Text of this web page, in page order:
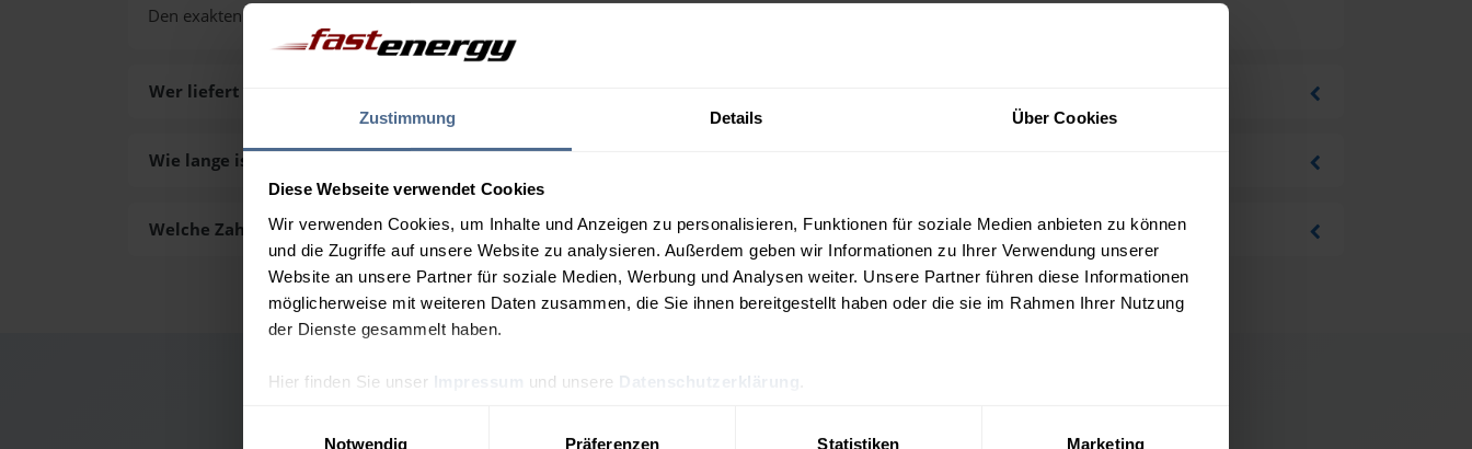
Zustimmung Details Über Cookies
Diese Webseite verwendet Cookies
Wir verwenden Cookies, um Inhalte und Anzeigen zu personalisieren, Funktionen für soziale Medien anbieten zu können
und die Zugriffe auf unsere Website zu analysieren. Außerdem geben wir Informationen zu Ihrer Verwendung unserer
Website an unsere Partner für soziale Medien, Werbung und Analysen weiter. Unsere Partner führen diese Informationen
möglicherweise mit weiteren Daten zusammen, die Sie ihnen bereitgestellt haben oder die sie im Rahmen Ihrer Nutzung
der Dienste gesammelt haben.
Hier finden Sie unser Impressum und unsere Datenschutzerklärung
Notwendig
Präferenzen Statistiken Marketing
Den exakten Preis für Ihre Wunschmenge erhalten Sie über unseren
Wer liefert das Heizöl in Jenbach aus?
Wie lange ist die Lieferzeit des Heizöls in Jenbach?
Welche Zahlungsarten gibt es?